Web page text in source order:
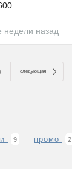
недели назад
следующая
9 промо 2